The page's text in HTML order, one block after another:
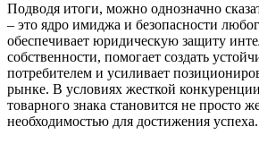
Подводя итоги, можно однозначно
– это ядро имиджа и безопасности
обеспечивает юридическую защиту
собственности, помогает создать
потребителем и усиливает
рынке. В условиях жесткой
товарного знака становится не просто
необходимостью для достижения успеха.